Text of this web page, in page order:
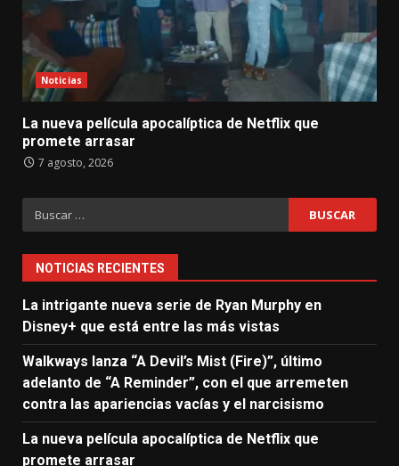
Noticias
La nueva película apocalíptica de Netflix que
promete arrasar
7 agosto, 2026
Buscar:
NOTICIAS RECIENTES
La intrigante nueva serie de Ryan Murphy en
Disney+ que está entre las más vistas
Walkways lanza “A Devil’s Mist (Fire)”, último
adelanto de “A Reminder”, con el que arremeten
contra las apariencias vacías y el narcisismo
La nueva película apocalíptica de Netflix que
promete arrasar